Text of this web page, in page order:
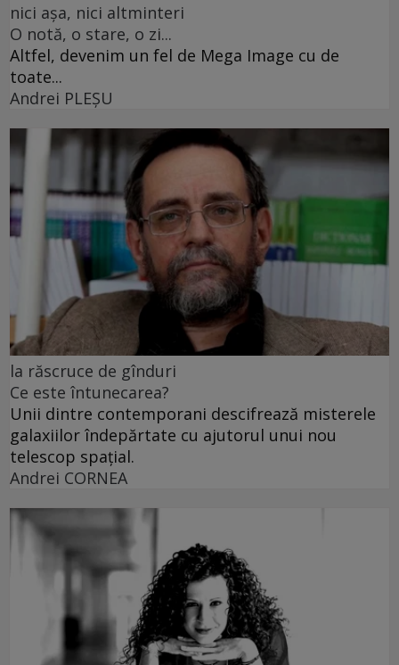
nici așa, nici altminteri
O notă, o stare, o zi...
Altfel, devenim un fel de Mega Image cu de
toate...
Andrei PLEŞU
la răscruce de gînduri
Ce este întunecarea?
Unii dintre contemporani descifrează misterele
galaxiilor îndepărtate cu ajutorul unui nou
telescop spațial.
Andrei CORNEA